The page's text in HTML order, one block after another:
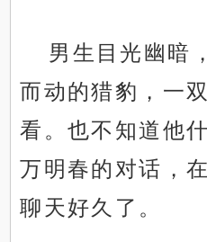
男生目光幽暗
而动的猎豹，一
看。也不知道他
万明春的对话，
聊天好久了。